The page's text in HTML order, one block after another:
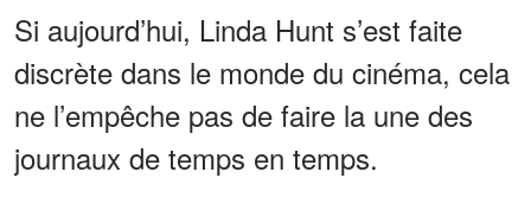
Si aujourd’hui, Linda Hunt s’est faite
discrète dans le monde du cinéma, cela
ne l’empêche pas de faire la une des
journaux de temps en temps.